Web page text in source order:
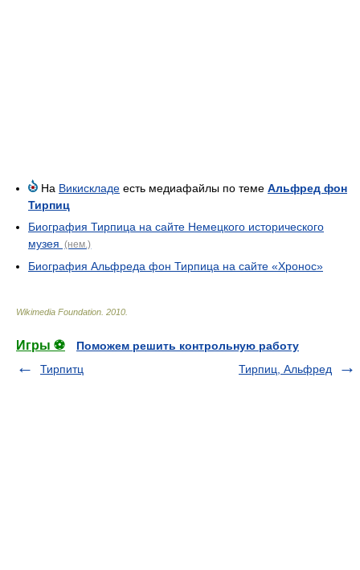
На Викискладе есть медиафайлы по теме Альфред фон
Тирпиц
Биография Тирпица на сайте Немецкого исторического
музея (нем.)
Биография Альфреда фон Тирпица на сайте «Хронос»
Wikimedia Foundation 2010
Игры ⚽
Поможем решить контрольную работу
Тирпитц
Тирпиц, Альфред